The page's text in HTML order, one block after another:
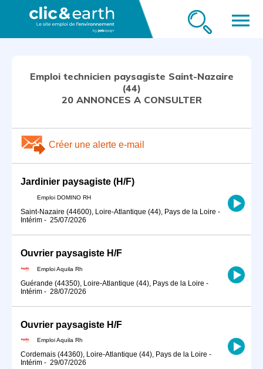
menu
Emploi technicien paysagiste Saint-Nazaire
(44)
20 ANNONCES A CONSULTER
Créer une alerte e-mail
Jardinier paysagiste (H/F)
Emploi DOMINO RH
Saint-Nazaire (44600), Loire-Atlantique (44), Pays de la Loire -
Intérim - 25/07/2026
Ouvrier paysagiste H/F
Emploi Aquila Rh
Guérande (44350), Loire-Atlantique (44), Pays de la Loire -
Intérim - 28/07/2026
Ouvrier paysagiste H/F
Emploi Aquila Rh
Cordemais (44360), Loire-Atlantique (44), Pays de la Loire -
Intérim - 29/07/2026